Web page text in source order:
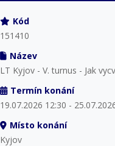
Kód
151410
Název
LT Kyjov - V. turnus - Jak
Termín konání
19.07.2026 12:30 -
Místo konání
Kyjov